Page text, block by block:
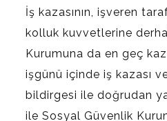
İş kazasının, işveren
kolluk kuvvetlerine
Kurumuna da en geç
işgünü içinde iş kazası
bildirgesi ile doğrudan
ile Sosyal Güvenlik